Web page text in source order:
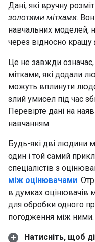
Дані, які вручну
золотими мітками.
навчальних моделей,
через відносно кращу
Це не завжди
мітками, які додали
можуть вплинути
злий умисел під час
Перевірте дані на
навчанням.
Будь-які дві людини
один і той самий
спеціалістів з
між оцінювачами.
в думках оцінювачів
для обробки одного
погодження між ними.
Натисніть, щоб